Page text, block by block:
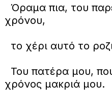
Όραμα πια, του
χρόνου,
το χέρι αυτό το
Του πατέρα μου,
χρόνος μακριά μου.